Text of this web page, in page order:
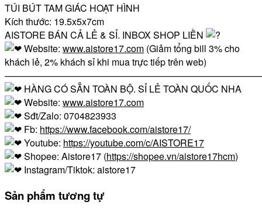
TÚI BÚT TAM GIÁC HOẠT HÌNH
Kích thước: 19.5x5x7cm
AISTORE BÁN CẢ LẺ & SỈ. INBOX SHOP LIỀN
Website: www.aistore17.com (Giảm tổng bill 3% cho
khách lẻ, 2% khách sỉ khi mua trực tiếp trên web)
HÀNG CÓ SẴN TOÀN BỘ. SỈ LẺ TOÀN QUỐC NHA
Website: www.aistore17.com
Sđt/Zalo: 0704823933
Fb: https://www.facebook.com/aistore17/
Youtube: https://youtube.com/c/AISTORE17
Shopee: Aistore17 (https://shopee.vn/aistore17hcm)
Instagram/Tiktok: aistore17
Sản phẩm tương tự